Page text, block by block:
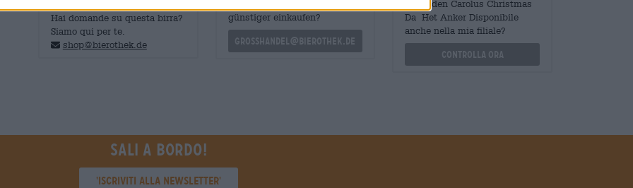
Hai domande su questa birra?
Siamo qui per te.
shop@bierothek.de
günstiger einkaufen?
grosshandel@bierothek.de
È Gouden Carolus Christmas
Da Het Anker Disponibile
anche nella mia filiale?
Controlla ora
Sali a bordo!
'Iscriviti alla newsletter'